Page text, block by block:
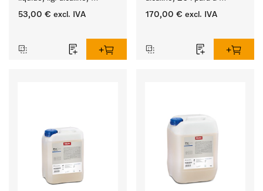
5 l para a lavagem de
53,00 € excl. IVA
lavagem de têxteis
170,00 € excl. IVA